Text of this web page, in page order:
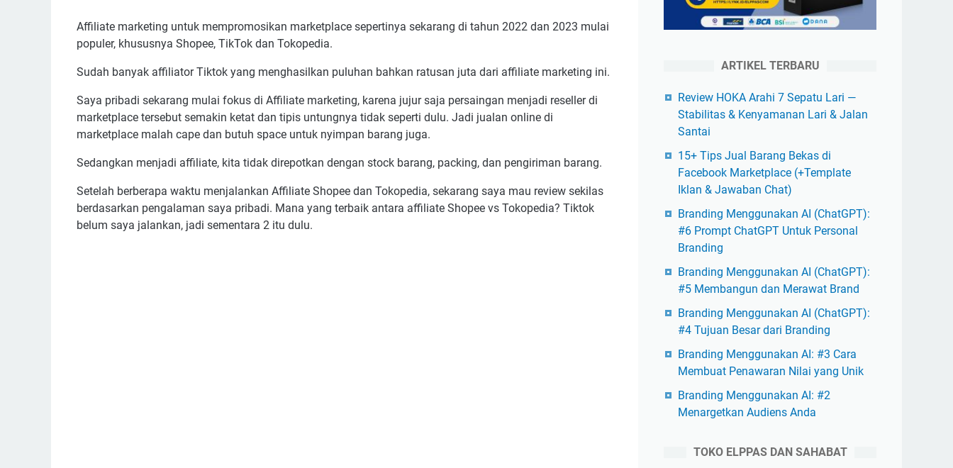
Affiliate marketing untuk mempromosikan marketplace sepertinya sekarang di tahun 2022 dan 2023 mulai
populer, khususnya Shopee, TikTok dan Tokopedia.
Sudah banyak affiliator Tiktok yang menghasilkan puluhan bahkan ratusan juta dari affiliate marketing ini.
Saya pribadi sekarang mulai fokus di Affiliate marketing, karena jujur saja persaingan menjadi reseller di
marketplace tersebut semakin ketat dan tipis untungnya tidak seperti dulu. Jadi jualan online di
marketplace malah cape dan butuh space untuk nyimpan barang juga.
Sedangkan menjadi affiliate, kita tidak direpotkan dengan stock barang, packing, dan pengiriman barang.
Setelah berberapa waktu menjalankan Affiliate Shopee dan Tokopedia, sekarang saya mau review sekilas
berdasarkan pengalaman saya pribadi. Mana yang terbaik antara affiliate Shopee vs Tokopedia? Tiktok
belum saya jalankan, jadi sementara 2 itu dulu.
ARTIKEL TERBARU
Review HOKA Arahi 7 Sepatu Lari —
Stabilitas & Kenyamanan Lari & Jalan
Santai
15+ Tips Jual Barang Bekas di
Facebook Marketplace (+Template
Iklan & Jawaban Chat)
Branding Menggunakan AI (ChatGPT):
#6 Prompt ChatGPT Untuk Personal
Branding
Branding Menggunakan AI (ChatGPT):
#5 Membangun dan Merawat Brand
Branding Menggunakan AI (ChatGPT):
#4 Tujuan Besar dari Branding
Branding Menggunakan AI: #3 Cara
Membuat Penawaran Nilai yang Unik
Branding Menggunakan AI: #2
Menargetkan Audiens Anda
TOKO ELPPAS DAN SAHABAT